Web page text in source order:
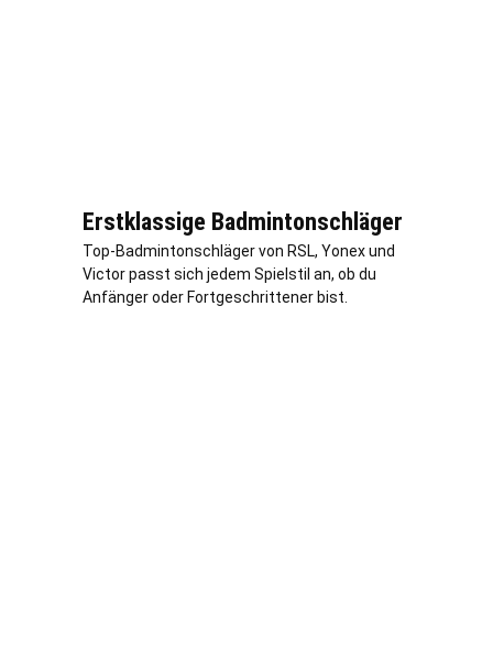
Erstklassige Badmintonschläger
Top-Badmintonschläger von RSL, Yonex und
Victor passt sich jedem Spielstil an, ob du
Anfänger oder Fortgeschrittener bist.